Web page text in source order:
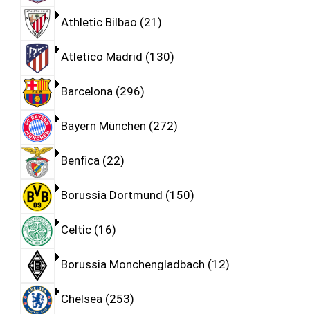
Athletic Bilbao 21
Atletico Madrid 130
Barcelona 296
Bayern München 272
Benfica 22
Borussia Dortmund 150
Celtic 16
Borussia Monchengladbach 12
Chelsea 253